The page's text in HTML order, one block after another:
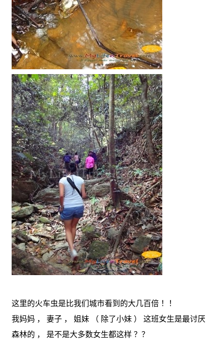
这里的火车虫是比我们城市看到的大几百倍 ！！
我妈妈 ， 妻子 ， 姐妹 （ 除了小妹 ） 这班女生是最讨厌
森林的 ， 是不是大多数女生都这样 ？？